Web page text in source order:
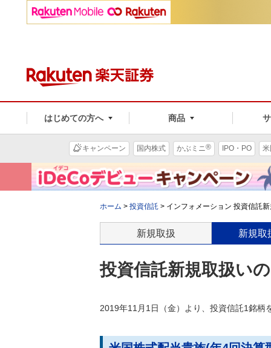
はじめての方へ 商品
キャンペーン 国内株式 かぶミニ® IPO・PO
ホーム > 投資信託 > インフォメーション 投資信託
新規取扱 新規取
投資信託新規取扱い
2019年11月1日（金）より、投資信託1銘柄